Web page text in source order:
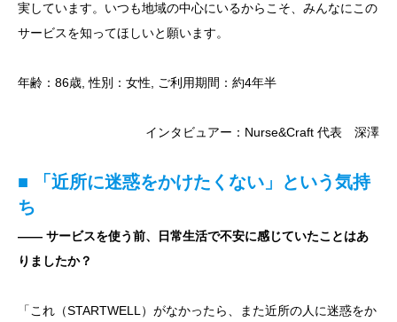
実しています。いつも地域の中心にいるからこそ、みんなにこの
サービスを知ってほしいと願います。
年齢：86歳, 性別：女性, ご利用期間：約4年半
インタビュアー：Nurse&Craft 代表 深澤
■ 「近所に迷惑をかけたくない」という気持
ち
―― サービスを使う前、日常生活で不安に感じていたことはあ
りましたか？
「これ（STARTWELL）がなかったら、また近所の人に迷惑をか